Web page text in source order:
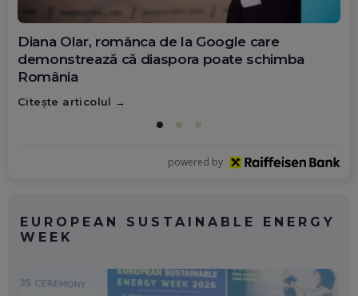
Diana Olar, românca de la Google care
demonstrează că diaspora poate schimba
România
Citește articolul
powered by
EUROPEAN SUSTAINABLE ENERGY
WEEK